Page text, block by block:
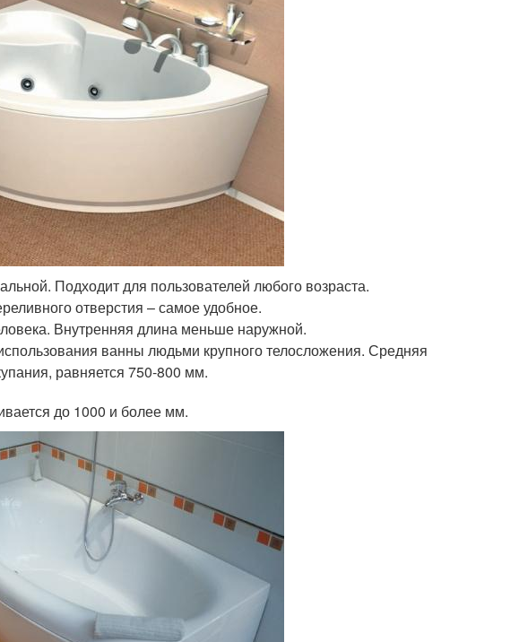
Подходит для пользователей любого возраста.
отверстия – самое удобное.
Внутренняя длина меньше наружной.
ванны людьми крупного телосложения. Средняя
равняется 750-800 мм.
до 1000 и более мм.